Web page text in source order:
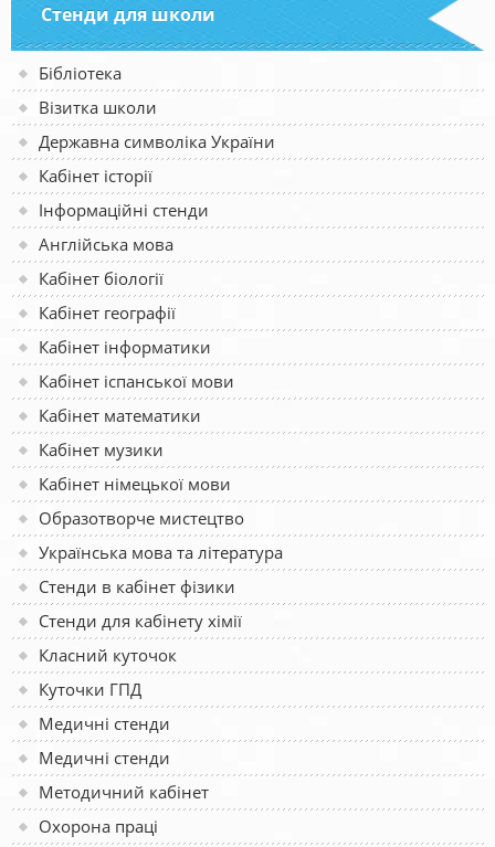
Стенди для школи
Бібліотека
Візитка школи
Державна символіка України
Кабінет історії
Інформаційні стенди
Англійська мова
Кабінет біології
Кабінет географії
Кабінет інформатики
Кабінет іспанської мови
Кабінет математики
Кабінет музики
Кабінет німецької мови
Образотворче мистецтво
Українська мова та література
Стенди в кабінет фізики
Стенди для кабінету хімії
Класний куточок
Куточки ГПД
Медичні стенди
Медичні стенди
Методичний кабінет
Охорона праці